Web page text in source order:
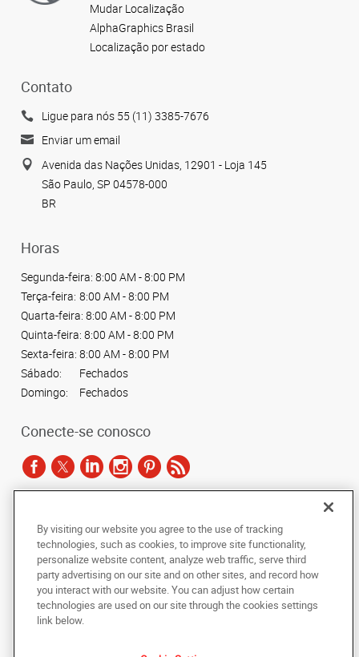
Mudar Localização
AlphaGraphics Brasil
Localização por estado
Contato
Ligue para nós 55 (11) 3385-7676
Enviar um email
Avenida das Nações Unidas, 12901 - Loja 145
São Paulo, SP 04578-000
BR
Horas
Segunda-feira: 8:00 AM - 8:00 PM
Terça-feira: 8:00 AM - 8:00 PM
Quarta-feira: 8:00 AM - 8:00 PM
Quinta-feira: 8:00 AM - 8:00 PM
Sexta-feira: 8:00 AM - 8:00 PM
Sábado:
Fechados
Domingo:
Fechados
Conecte-se conosco
Copyright © 2024 AlphaGraphics Printshops do Brasil. Todos os direitos
reservados.
Avenida das Nações Unidas, 12901 - Loja 145
copiada, fotocopiada, reproduzida, traduzida ou reduzida a qualquer meio
eletrônico ou forma legível por máquina, no todo ou em parte, sem o
consentimento prévio por escrito da AlphaGraphics Brasil.
By visiting our website you agree to the use of tracking
technologies, such as cookies, to improve site functionality,
personalize website content, analyze web traffic, serve third
party advertising on our site and on other sites, and record how
you interact with our website. You can adjust how certain
technologies are used on our site through the cookies settings
link below.